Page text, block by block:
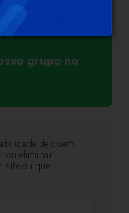
grupo no
de quem
ou eliminar
site ou que